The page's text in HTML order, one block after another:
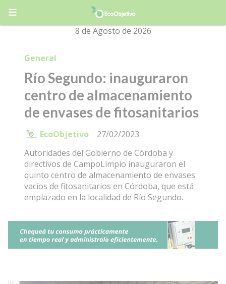
8 de Agosto de 2026
Río Segundo: inauguraron
centro de almacenamiento
de envases de fitosanitarios
Autoridades del Gobierno de Córdoba y
directivos de CampoLimpio inauguraron el
quinto centro de almacenamiento de envases
vacíos de fitosanitarios en Córdoba, que está
emplazado en la localidad de Río Segundo.
General
27/02/2023
EcoObjetivo